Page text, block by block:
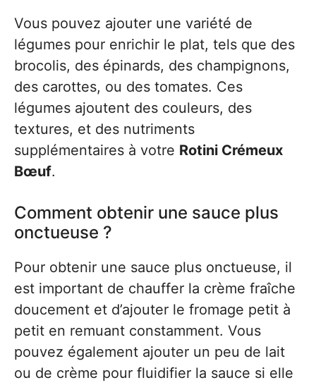
Vous pouvez ajouter une variété de
légumes pour enrichir le plat, tels que des
brocolis, des épinards, des champignons,
des carottes, ou des tomates. Ces
légumes ajoutent des couleurs, des
textures, et des nutriments
supplémentaires à votre Rotini Crémeux
Bœuf.
Comment obtenir une sauce plus
onctueuse ?
Pour obtenir une sauce plus onctueuse, il
est important de chauffer la crème fraîche
doucement et d’ajouter le fromage petit à
petit en remuant constamment. Vous
pouvez également ajouter un peu de lait
ou de crème pour fluidifier la sauce si elle